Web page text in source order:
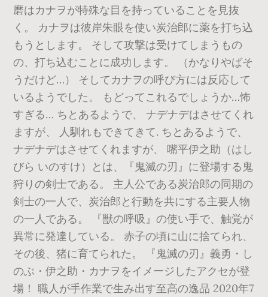
磨はカナヲが特殊な目を持っていることを見抜
く。 カナヲは彼岸朱眼を使い炭治郎に薬を打ち込
もうとします。 そして攻撃は受けてしまうもの
の、打ち込むことに成功します。 （かなりやばそ
うだけど…） そしてカナヲの呼び方には反応して
いるようでした。 もどってこれるでしょうか…怖
すぎる… ちとあるようで、 ナデナデはさせてくれ
ますが、 人馴れもできてきて. ちとあるようで、
ナデナデはさせてくれますが、 嘴平伊之助（はし
びら いのすけ）とは、『鬼滅の刃』に登場する鬼
狩りの剣士である。 主人公である炭治郎の同期の
剣士の一人で、炭治郎と行動を共にする主要人物
の一人である。 『獣の呼吸』の使い手で、触覚が
異常に発達している。 赤子の頃に山に捨てられ、
その後、猪に育てられた。 『鬼滅の刃』義勇・し
のぶ・伊之助・カナヲをイメージしたアクセが登
場！ 職人が手作業で生み出す至高の逸品 2020年7